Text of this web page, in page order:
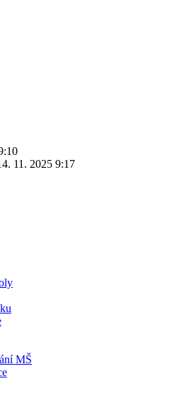
11. 2025 9:17
MŠ